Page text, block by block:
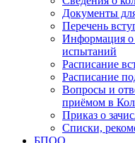
Документы
Перечень
Информация о
испытаний
Расписание
Расписание
Вопросы и
приёмом в
Приказ о
Списки,
БПОО